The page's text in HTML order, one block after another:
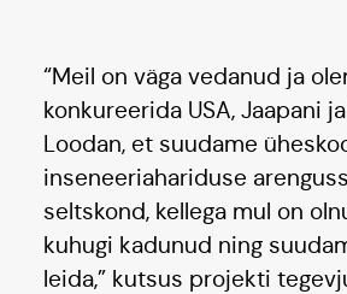
“Meil on väga vedanud ja
konkureerida USA, Jaapani
Loodan, et suudame
inseneeriahariduse
seltskond, kellega mul on
kuhugi kadunud ning
leida,” kutsus projekti